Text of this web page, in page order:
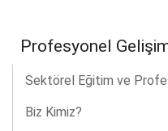
Profesyonel
Sektörel Eğitim ve
Biz Kimiz?